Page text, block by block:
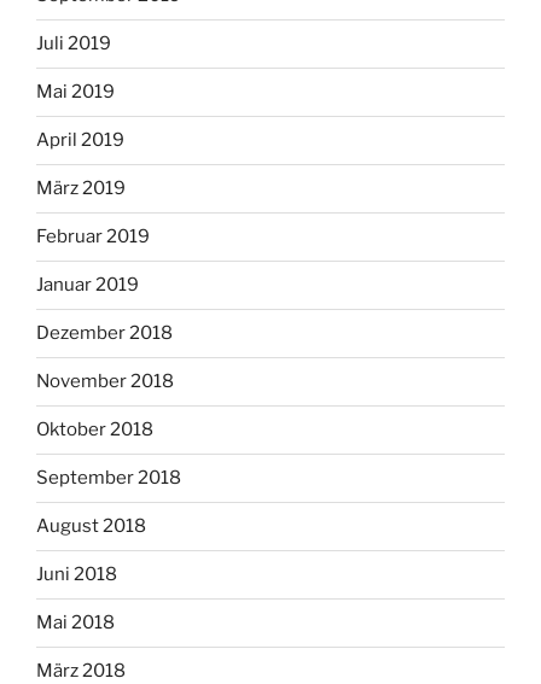
Juli 2019
Mai 2019
April 2019
März 2019
Februar 2019
Januar 2019
Dezember 2018
November 2018
Oktober 2018
September 2018
August 2018
Juni 2018
Mai 2018
März 2018